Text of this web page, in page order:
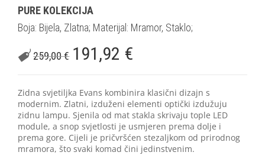
PURE KOLEKCIJA
Boja: Bijela, Zlatna; Materijal: Mramor, Staklo;
259,00€ 191,92 €
Zidna svjetiljka Evans kombinira klasični dizajn s
modernim. Zlatni, izduženi elementi optički izdužuju
zidnu lampu. Sjenila od mat stakla skrivaju tople LED
module, a snop svjetlosti je usmjeren prema dolje i
prema gore. Cijeli je pričvršćen stezaljkom od prirodnog
mramora, što svaki komad čini jedinstvenim.